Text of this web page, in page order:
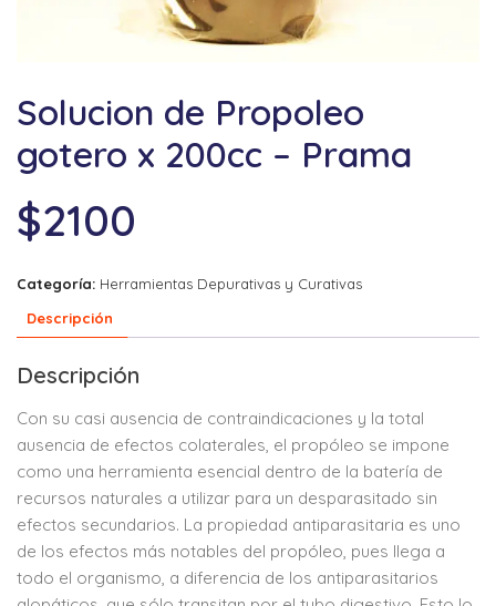
Solucion de Propoleo
gotero x 200cc – Prama
$2100
Categoría: Herramientas Depurativas y Curativas
Descripción
Descripción
Con su casi ausencia de contraindicaciones y la total
ausencia de efectos colaterales, el propóleo se impone
como una herramienta esencial dentro de la batería de
recursos naturales a utilizar para un desparasitado sin
efectos secundarios. La propiedad antiparasitaria es uno
de los efectos más notables del propóleo, pues llega a
todo el organismo, a diferencia de los antiparasitarios